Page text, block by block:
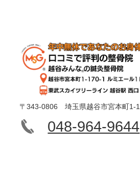
〒343-0806 埼玉県越谷市宮本町1-
048-964-9644